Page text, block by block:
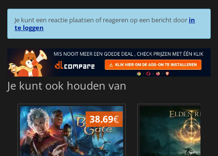
Je kunt een reactie plaatsen of reageren op een bericht door in
te loggen
Je kunt ook houden van
38.69€